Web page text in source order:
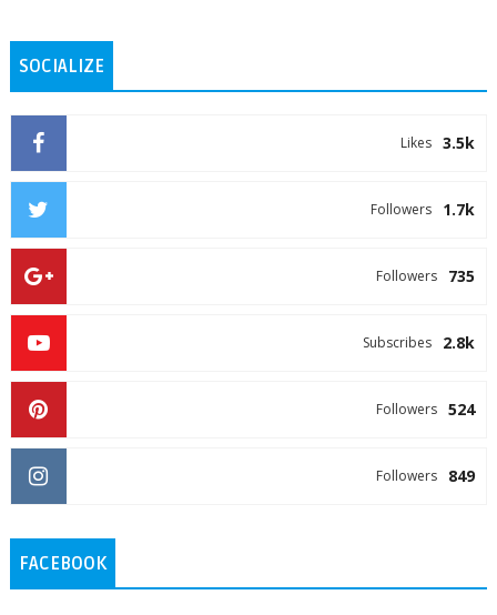
SOCIALIZE
3.5k
Likes
1.7k
Followers
735
Followers
2.8k
Subscribes
524
Followers
849
Followers
FACEBOOK